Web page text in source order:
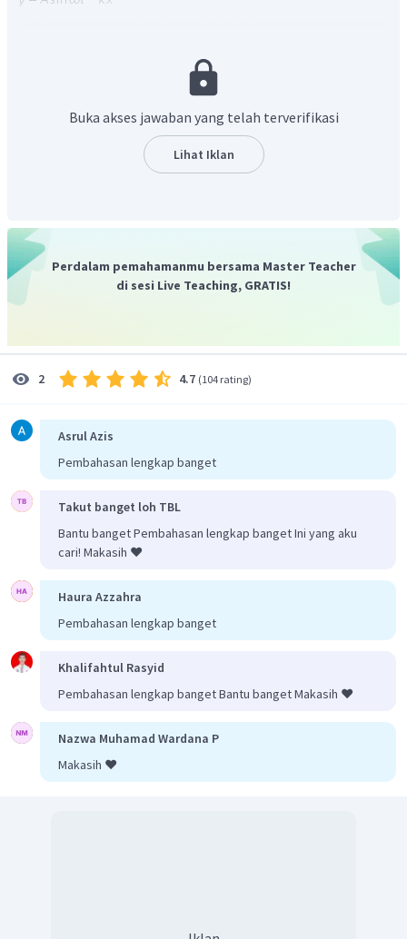
Penyelesaian
Dengan menggunakan hubungan antara
besar cepat rambat gelombang:
Jadi, jawaban yang tepat adalah a.
Buka akses jawaban yang telah terverifikasi
Lihat Iklan
Perdalam pemahamanmu bersama Master Teacher
di sesi Live Teaching, GRATIS!
2 4.7 (104 rating)
Asrul Azis
Pembahasan lengkap banget
Takut banget loh TBL
Bantu banget Pembahasan lengkap banget Ini yang aku
cari! Makasih ❤️
Haura Azzahra
Pembahasan lengkap banget
Khalifahtul Rasyid
Pembahasan lengkap banget Bantu banget Makasih ❤️
Nazwa Muhamad Wardana P
Makasih ❤️